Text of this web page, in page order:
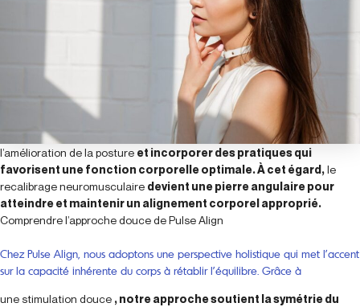
l’amélioration de la posture et incorporer des pratiques qui
favorisent une fonction corporelle optimale. À cet égard,le
recalibrage neuromusculaire devient une pierre angulaire pour
atteindre et maintenir un alignement corporel approprié.
Comprendre l’approche douce de Pulse Align
Chez Pulse Align, nous adoptons une perspective holistique qui met l’accent
sur la capacité inhérente du corps à rétablir l’équilibre. Grâce à
une stimulation douce , notre approche soutient la symétrie du